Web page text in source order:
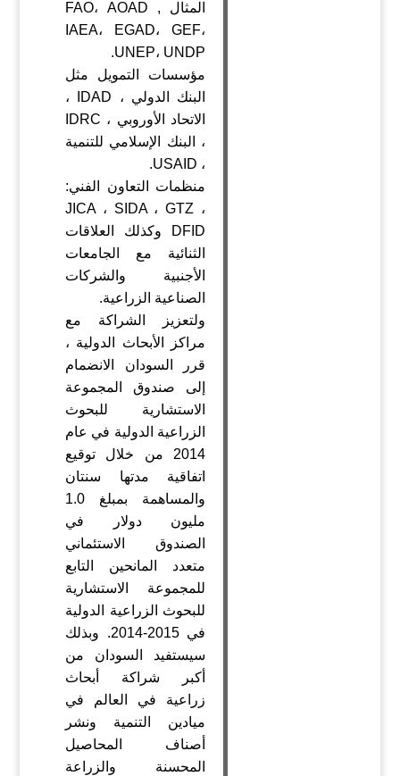
المثال FAO، AOAD ,
IAEA، EGAD، GEF،
UNEP، UNDP.
مؤسسات التمويل مثل
البنك الدولي ، IDAD ،
الاتحاد الأوروبي ، IDRC
، البنك الإسلامي للتنمية
، USAID.
منظمات التعاون الفني:
JICA ، SIDA ، GTZ ،
DFID وكذلك العلاقات
الثنائية مع الجامعات
الأجنبية والشركات
الصناعية الزراعية.
ولتعزيز الشراكة مع
مراكز الأبحاث الدولية ،
قرر السودان الانضمام
إلى صندوق المجموعة
الاستشارية للبحوث
الزراعية الدولية في عام
2014 من خلال توقيع
اتفاقية مدتها سنتان
والمساهمة بمبلغ 1.0
مليون دولار في
الصندوق الاستئماني
متعدد المانحين التابع
للمجموعة الاستشارية
للبحوث الزراعية الدولية
في 2015-2014. وبذلك
سيستفيد السودان من
أكبر شراكة أبحاث
زراعية في العالم في
ميادين التنمية ونشر
أصناف المحاصيل
المحسنة والزراعة